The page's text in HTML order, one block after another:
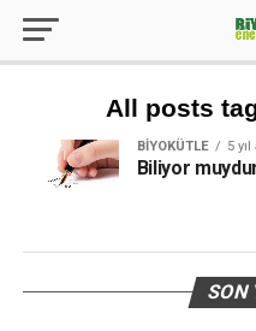
All posts
BIYOKÜTLE 5
Biliyor
SON